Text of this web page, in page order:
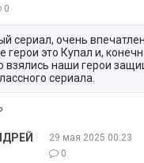
0
сериал, очень
это Купал и,
взялись наши герои
сериала.
29 мая 2025 00:23
0